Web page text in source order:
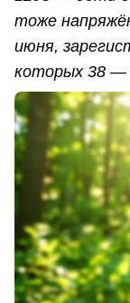
тоже
июня,
которых 38 —